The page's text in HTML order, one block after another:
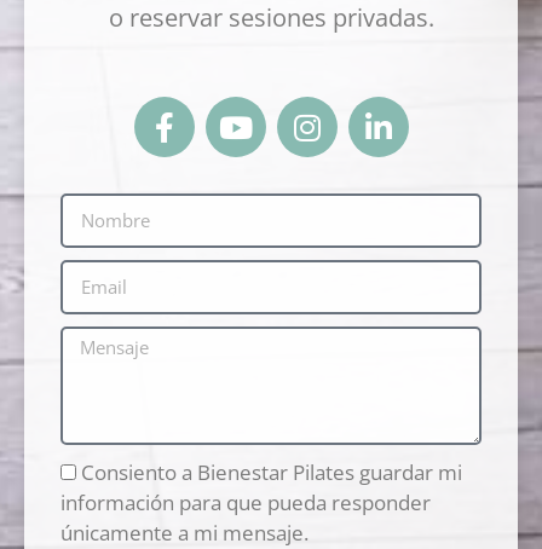
o reservar sesiones privadas.
Consiento a Bienestar Pilates guardar mi
información para que pueda responder
únicamente a mi mensaje.